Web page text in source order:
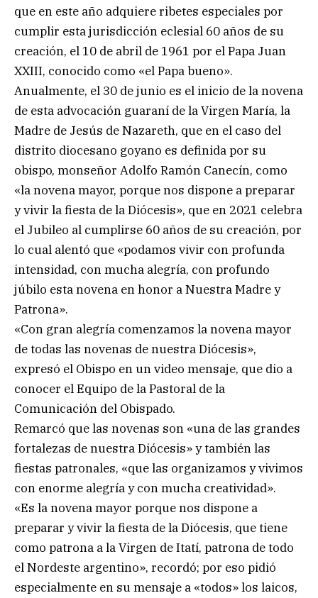
que en este año adquiere ribetes especiales por
cumplir esta jurisdicción eclesial 60 años de su
creación, el 10 de abril de 1961 por el Papa Juan
XXIII, conocido como «el Papa bueno».
Anualmente, el 30 de junio es el inicio de la novena
de esta advocación guaraní de la Virgen María, la
Madre de Jesús de Nazareth, que en el caso del
distrito diocesano goyano es definida por su
obispo, monseñor Adolfo Ramón Canecín, como
«la novena mayor, porque nos dispone a preparar
y vivir la fiesta de la Diócesis», que en 2021 celebra
el Jubileo al cumplirse 60 años de su creación, por
lo cual alentó que «podamos vivir con profunda
intensidad, con mucha alegría, con profundo
júbilo esta novena en honor a Nuestra Madre y
Patrona».
«Con gran alegría comenzamos la novena mayor
de todas las novenas de nuestra Diócesis»,
expresó el Obispo en un video mensaje, que dio a
conocer el Equipo de la Pastoral de la
Comunicación del Obispado.
Remarcó que las novenas son «una de las grandes
fortalezas de nuestra Diócesis» y también las
fiestas patronales, «que las organizamos y vivimos
con enorme alegría y con mucha creatividad».
«Es la novena mayor porque nos dispone a
preparar y vivir la fiesta de la Diócesis, que tiene
como patrona a la Virgen de Itatí, patrona de todo
el Nordeste argentino», recordó; por eso pidió
especialmente en su mensaje a «todos» los laicos,